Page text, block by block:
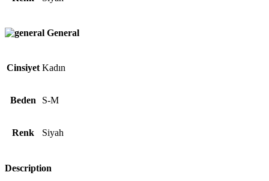
General
Cinsiyet Kadın
Beden S-M
Renk Siyah
Description